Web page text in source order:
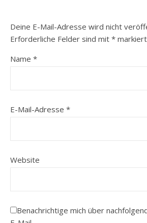
Deine E-Mail-Adresse wird nicht
Erforderliche Felder sind mit * markiert
Name *
E-Mail-Adresse *
Website
Benachrichtige mich über